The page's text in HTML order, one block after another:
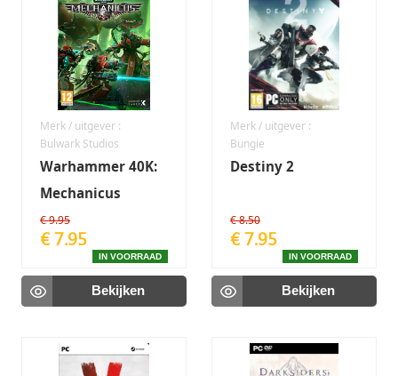
Merk / uitgever :
Bulwark Studios
Warhammer 40K:
Mechanicus
€ 9.95
€ 7.95
IN VOORRAAD
Bekijken
Merk / uitgever :
Bungie
Destiny 2
€ 8.50
€ 7.95
IN VOORRAAD
Bekijken